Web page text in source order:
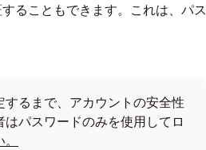
ることもできます。これは、パス
るまで、アカウントの安全性
パスワードのみを使用してロ